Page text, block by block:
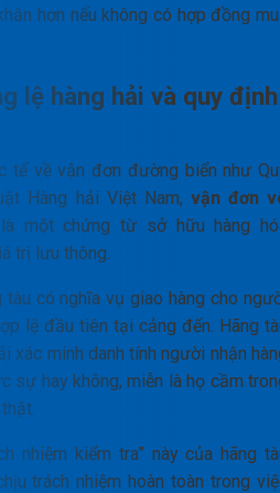
hơn nếu không có hợp đồng
lệ hàng hải và quy định
tế về vận đơn đường biển như
Hàng hải Việt Nam, vận đơn
một chứng từ sở hữu hàng
trị lưu thông.
tàu có nghĩa vụ giao hàng cho
lệ đầu tiên tại cảng đến. Hãng
xác minh danh tính người nhận
sự hay không, miễn là họ cầm
thật.
nhiệm kiểm tra” này của hãng
trách nhiệm hoàn toàn trong